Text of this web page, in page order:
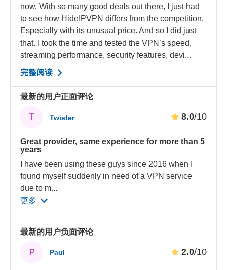
now. With so many good deals out there, I just had
to see how HideIPVPN differs from the competition.
Especially with its unusual price. And so I did just
that. I took the time and tested the VPN’s speed,
streaming performance, security features, devi...
完整阅读
最新的用户正面评论
T Twister 8.0/10
Great provider, same experience for more than 5
years
I have been using these guys since 2016 when I
found myself suddenly in need of a VPN service
due to m...
更多
最新的用户负面评论
P Paul 2.0/10